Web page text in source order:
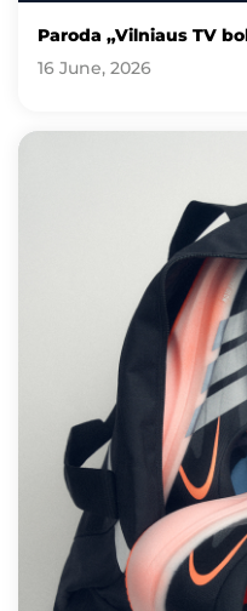
Paroda „Vilniaus TV
16 June, 2026